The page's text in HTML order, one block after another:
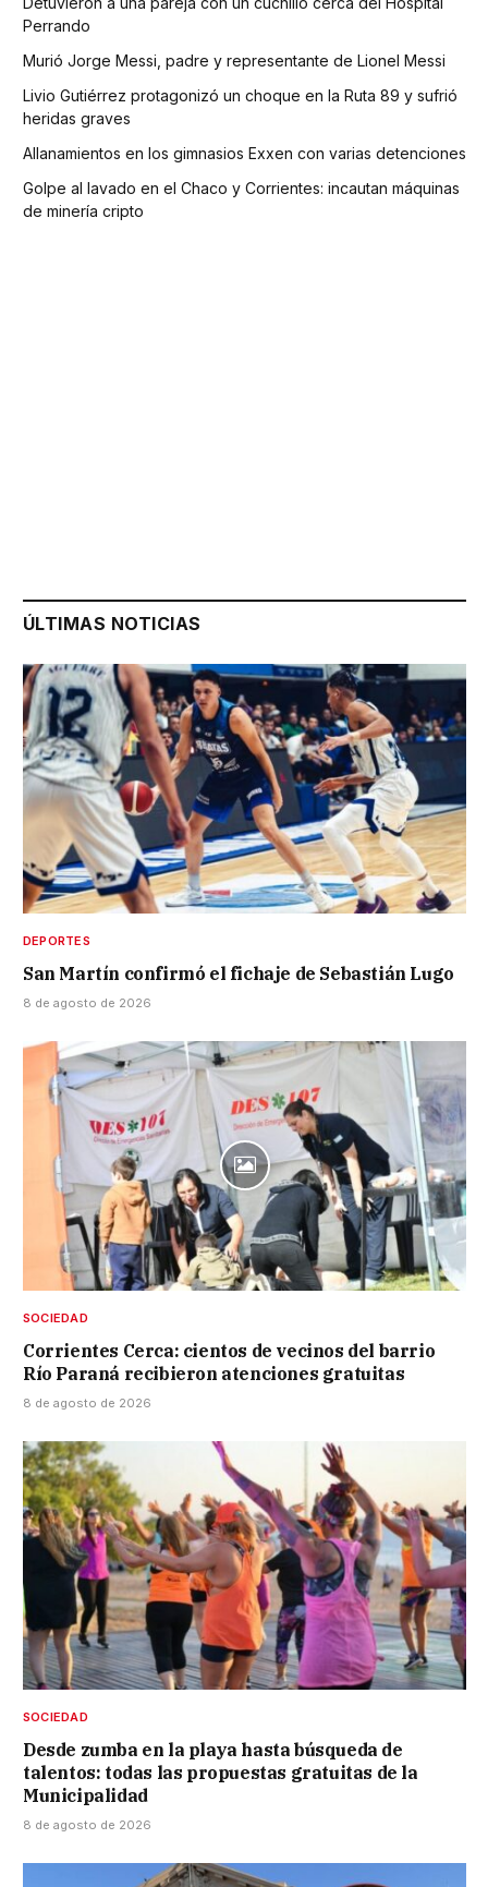
Perrando
Murió Jorge Messi, padre y representante de Lionel Messi
Livio Gutiérrez protagonizó un choque en la Ruta 89 y sufrió
heridas graves
Allanamientos en los gimnasios Exxen con varias detenciones
Golpe al lavado en el Chaco y Corrientes: incautan máquinas
de minería cripto
ÚLTIMAS NOTICIAS
DEPORTES
San Martín confirmó el fichaje de Sebastián Lugo
8 de agosto de 2026
SOCIEDAD
Corrientes Cerca: cientos de vecinos del barrio
Río Paraná recibieron atenciones gratuitas
8 de agosto de 2026
SOCIEDAD
Desde zumba en la playa hasta búsqueda de
talentos: todas las propuestas gratuitas de la
Municipalidad
8 de agosto de 2026